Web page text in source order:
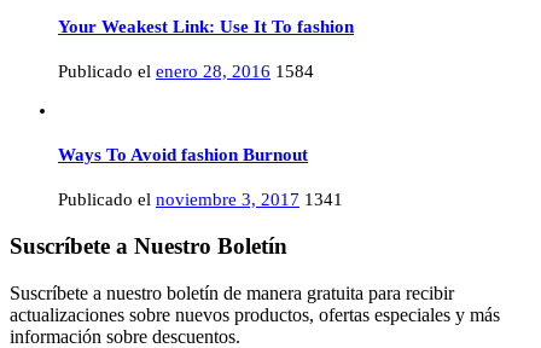
Your Weakest Link: Use It To fashion
Publicado el enero 28, 2016 1584
Ways To Avoid fashion Burnout
Publicado el noviembre 3, 2017 1341
Suscríbete a Nuestro Boletín
Suscríbete a nuestro boletín de manera gratuita para recibir
actualizaciones sobre nuevos productos, ofertas especiales y más
información sobre descuentos.